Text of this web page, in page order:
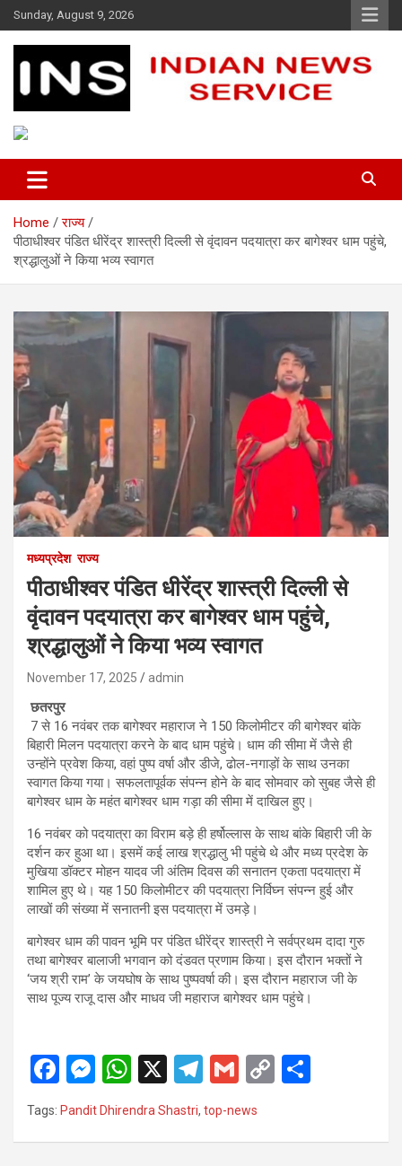
Skip
to
content
Sunday, August 9, 2026
Indian News Service
Home
राज्य
पीठाधीश्वर पंडित धीरेंद्र शास्त्री दिल्ली से वृंदावन पदयात्रा कर बागेश्वर धाम पहुंचे,
श्रद्धालुओं ने किया भव्य स्वागत
मध्यप्रदेश राज्य
पीठाधीश्वर पंडित धीरेंद्र शास्त्री दिल्ली से
वृंदावन पदयात्रा कर बागेश्वर धाम पहुंचे,
श्रद्धालुओं ने किया भव्य स्वागत
November 17, 2025 admin
छतरपुर
7 से 16 नवंबर तक बागेश्वर महाराज ने 150 किलोमीटर की बागेश्वर बांके
बिहारी मिलन पदयात्रा करने के बाद धाम पहुंचे। धाम की सीमा में जैसे ही
उन्होंने प्रवेश किया, वहां पुष्प वर्षा और डीजे, ढोल-नगाड़ों के साथ उनका
स्वागत किया गया। सफलतापूर्वक संपन्न होने के बाद सोमवार को सुबह जैसे ही
बागेश्वर धाम के महंत बागेश्वर धाम गड़ा की सीमा में दाखिल हुए।
16 नवंबर को पदयात्रा का विराम बड़े ही हर्षोल्लास के साथ बांके बिहारी जी के
दर्शन कर हुआ था। इसमें कई लाख श्रद्धालु भी पहुंचे थे और मध्य प्रदेश के
मुखिया डॉक्टर मोहन यादव जी अंतिम दिवस की सनातन एकता पदयात्रा में
शामिल हुए थे। यह 150 किलोमीटर की पदयात्रा निर्विघ्न संपन्न हुई और
लाखों की संख्या में सनातनी इस पदयात्रा में उमड़े।
बागेश्वर धाम की पावन भूमि पर पंडित धीरेंद्र शास्त्री ने सर्वप्रथम दादा गुरु
तथा बागेश्वर बालाजी भगवान को दंडवत प्रणाम किया। इस दौरान भक्तों ने
‘जय श्री राम’ के जयघोष के साथ पुष्पवर्षा की। इस दौरान महाराज जी के
साथ पूज्य राजू दास और माधव जी महाराज बागेश्वर धाम पहुंचे।
F
a
ce
M
es
se
W
h
at
X
T
el
e
G
ail
C
Tags: Pandit Dhirendra Shastri, top-news